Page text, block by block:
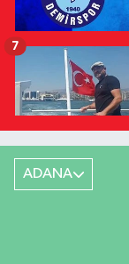
7
ADANA